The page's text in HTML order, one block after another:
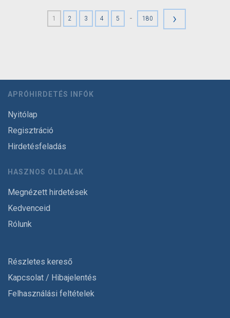
1 2 3 4 5 - 180 ›
APRÓHIRDETÉS INFÓK
Nyitólap
Regisztráció
Hirdetésfeladás
HASZNOS OLDALAK
Megnézett hirdetések
Kedvenceid
Rólunk
Részletes kereső
Kapcsolat / Hibajelentés
Felhasználási feltételek